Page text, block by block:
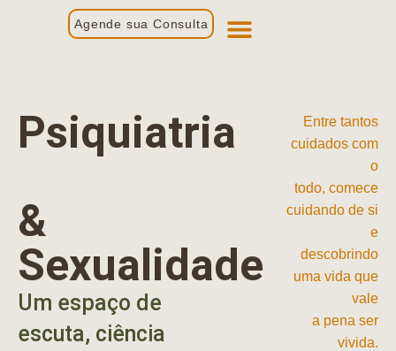
Agende sua Consulta
Psiquiatria
&
Sexualidade
Um espaço de
escuta, ciência
Entre tantos
cuidados com
o
todo, comece
cuidando de si
e
descobrindo
uma vida que
vale
a pena ser
vivida.